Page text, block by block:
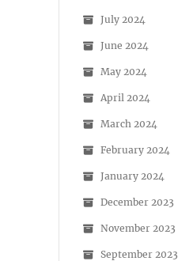
July 2024
June 2024
May 2024
April 2024
March 2024
February 2024
January 2024
December 2023
November 2023
September 2023